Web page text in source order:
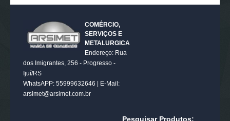
COMÉRCIO,
SERVIÇOS E
METALURGICA
Endereço: Rua
dos Imigrantes, 256 - Progresso -
Ijuí/RS
WhatsAPP: 55999632646 | E-Mail:
arsimet@arsimet.com.br
Pesquisar Produtos: